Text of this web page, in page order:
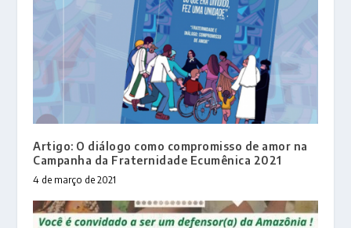
Artigo: O diálogo como compromisso de amor na
Campanha da Fraternidade Ecumênica 2021
4 de março de 2021